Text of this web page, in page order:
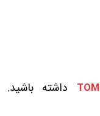
داشته باشید.